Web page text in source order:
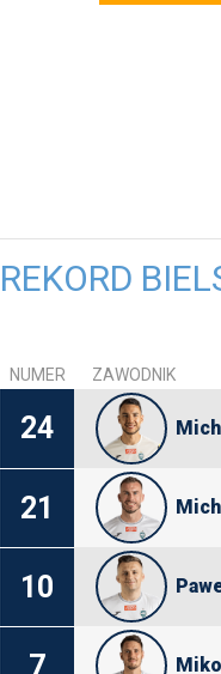
REKORD
NUMER ZAWODNIK
24
21
10
7